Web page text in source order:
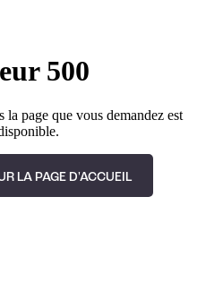
500
la page que vous demandez est
LA PAGE D'ACCUEIL